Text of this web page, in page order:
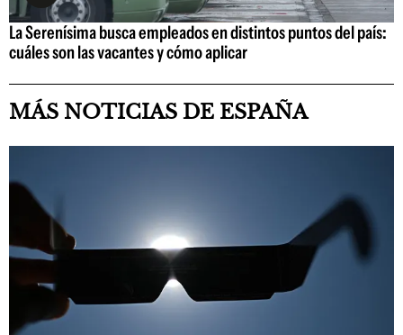
La Serenísima busca empleados en distintos puntos del país:
cuáles son las vacantes y cómo aplicar
MÁS NOTICIAS DE ESPAÑA